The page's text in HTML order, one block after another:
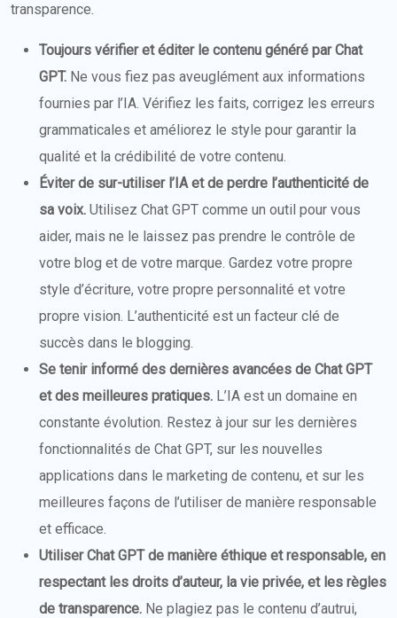
transparence.
Toujours vérifier et éditer le contenu généré par Chat
GPT. Ne vous fiez pas aveuglément aux informations
fournies par l’IA. Vérifiez les faits, corrigez les erreurs
grammaticales et améliorez le style pour garantir la
qualité et la crédibilité de votre contenu.
Éviter de sur-utiliser l’IA et de perdre l’authenticité de
sa voix. Utilisez Chat GPT comme un outil pour vous
aider, mais ne le laissez pas prendre le contrôle de
votre blog et de votre marque. Gardez votre propre
style d’écriture, votre propre personnalité et votre
propre vision. L’authenticité est un facteur clé de
succès dans le blogging.
Se tenir informé des dernières avancées de Chat GPT
et des meilleures pratiques. L’IA est un domaine en
constante évolution. Restez à jour sur les dernières
fonctionnalités de Chat GPT, sur les nouvelles
applications dans le marketing de contenu, et sur les
meilleures façons de l’utiliser de manière responsable
et efficace.
Utiliser Chat GPT de manière éthique et responsable, en
respectant les droits d’auteur, la vie privée, et les règles
de transparence. Ne plagiez pas le contenu d’autrui,